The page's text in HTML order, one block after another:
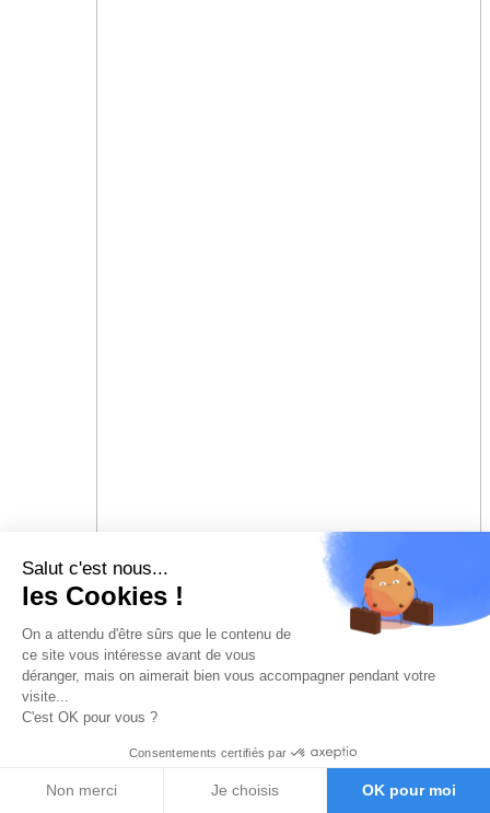
Salut c'est nous...
les Cookies !
On a attendu d'être sûrs que le contenu de
ce site vous intéresse avant de vous
déranger, mais on aimerait bien vous accompagner pendant votre
visite...
C'est OK pour vous ?
Consentements certifiés par
Non merci Je choisis OK pour moi